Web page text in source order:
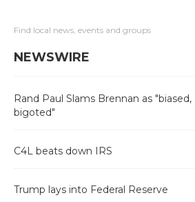
Find local news, events and groups
NEWSWIRE
Rand Paul Slams Brennan as "biased,
bigoted"
C4L beats down IRS
Trump lays into Federal Reserve